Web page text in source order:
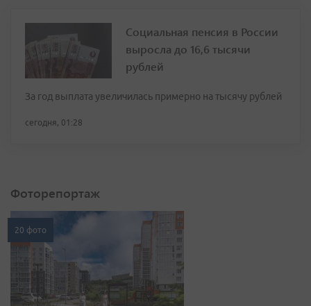
Социальная пенсия в России
выросла до 16,6 тысячи
рублей
За год выплата увеличилась примерно на тысячу рублей
сегодня, 01:28
Фоторепортаж
20 фото